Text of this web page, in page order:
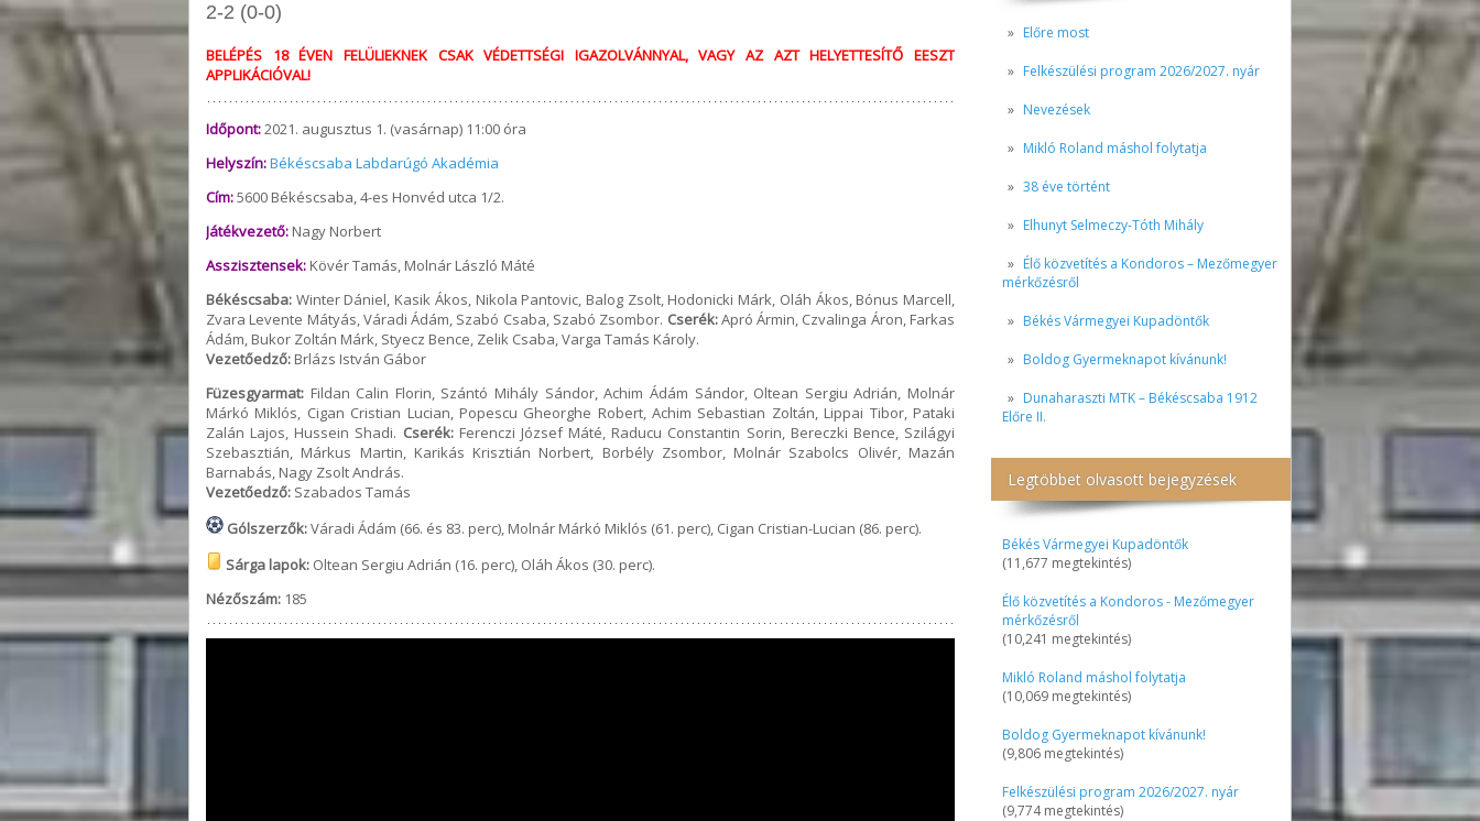
Előre most
Felkészülési program 2026/2027. nyár
Nevezések
Mikló Roland máshol folytatja
38 éve történt
Elhunyt Selmeczy-Tóth Mihály
Élő közvetítés a Kondoros – Mezőmegyer
mérkőzésről
Békés Vármegyei Kupadöntők
Boldog Gyermeknapot kívánunk!
Dunaharaszti MTK – Békéscsaba 1912
Előre II.
Legtöbbet olvasott bejegyzések
Békés Vármegyei Kupadöntők
(11,677 megtekintés)
Élő közvetítés a Kondoros - Mezőmegyer
mérkőzésről
(10,241 megtekintés)
Mikló Roland máshol folytatja
(10,069 megtekintés)
Boldog Gyermeknapot kívánunk!
(9,806 megtekintés)
Felkészülési program 2026/2027. nyár
(9,774 megtekintés)
2-2 (0-0)
BELÉPÉS 18 ÉVEN FELÜLIEKNEK CSAK VÉDETTSÉGI IGAZOLVÁNNYAL, VAGY AZ AZT HELYETTESÍTŐ EESZT
APPLIKÁCIÓVAL!
Időpont:2021. augusztus 1. (vasárnap) 11:00 óra
Helyszín:Békéscsaba Labdarúgó Akadémia
Cím:5600 Békéscsaba, 4-es Honvéd utca 1/2.
Játékvezető: Nagy Norbert
Asszisztensek: Kövér Tamás, Molnár László Máté
Békéscsaba: Winter Dániel, Kasik Ákos, Nikola Pantovic, Balog Zsolt, Hodonicki Márk, Oláh Ákos, Bónus Marcell,
Zvara Levente Mátyás, Váradi Ádám, Szabó Csaba, Szabó Zsombor. Cserék:Apró Ármin, Czvalinga Áron, Farkas
Ádám, Bukor Zoltán Márk, Styecz Bence, Zelik Csaba, Varga Tamás Károly.
Vezetőedző: Brlázs István Gábor
Füzesgyarmat: Fildan Calin Florin, Szántó Mihály Sándor, Achim Ádám Sándor, Oltean Sergiu Adrián, Molnár
Márkó Miklós, Cigan Cristian Lucian, Popescu Gheorghe Robert, Achim Sebastian Zoltán, Lippai Tibor, Pataki
Zalán Lajos, Hussein Shadi. Cserék:Ferenczi József Máté, Raducu Constantin Sorin, Bereczki Bence, Szilágyi
Szebasztián, Márkus Martin, Karikás Krisztián Norbert, Borbély Zsombor, Molnár Szabolcs Olivér, Mazán
Barnabás, Nagy Zsolt András.
Vezetőedző: Szabados Tamás
Gólszerzők:Váradi Ádám (66. és 83. perc), Molnár Márkó Miklós (61. perc), Cigan Cristian-Lucian (86. perc).
Sárga lapok: Oltean Sergiu Adrián (16. perc), Oláh Ákos (30. perc).
Nézőszám: 185